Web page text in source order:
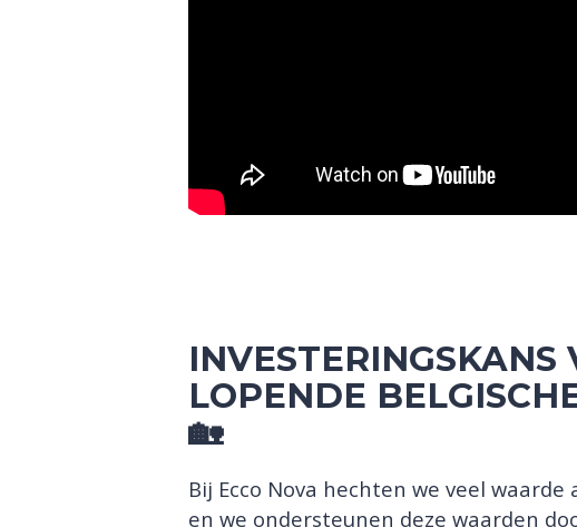
INVESTERINGSKANS
LOPENDE
🏡
Bij Ecco Nova hechten we veel
en we ondersteunen deze waarden